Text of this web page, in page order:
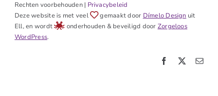
Rechten voorbehouden | Privacybeleid
Deze website is met veel
gemaakt door Dímelo Design uit
Ell, en wordt
onderhouden & beveiligd door Zorgeloos
WordPress.